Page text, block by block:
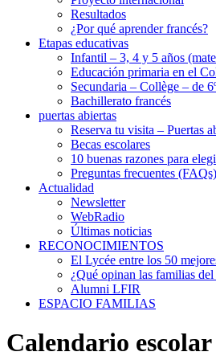
Resultados
¿Por qué aprender francés?
Etapas educativas
Infantil – 3, 4 y 5 años
Educación primaria en el
Secundaria – Collège – de
Bachillerato francés
puertas abiertas
Reserva tu visita – Puertas
Becas escolares
10 buenas razones para
Preguntas frecuentes (FAQs)
Actualidad
Newsletter
WebRadio
Últimas noticias
RECONOCIMIENTOS
El Lycée entre los 50
¿Qué opinan las familias
Alumni LFIR
ESPACIO FAMILIAS
Calendario escolar